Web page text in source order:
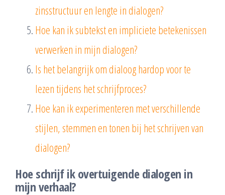
zinsstructuur en lengte in dialogen?
Hoe kan ik subtekst en impliciete betekenissen
verwerken in mijn dialogen?
Is het belangrijk om dialoog hardop voor te
lezen tijdens het schrijfproces?
Hoe kan ik experimenteren met verschillende
stijlen, stemmen en tonen bij het schrijven van
dialogen?
Hoe schrijf ik overtuigende dialogen in
mijn verhaal?